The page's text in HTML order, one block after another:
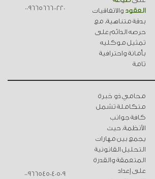
العقود والاتفاقيات
بدقة متناهية، مع
حرصه الدائم على
تمثيل موكليه
بأمانة واحترافية
تامة
00966566600220
محامي ذو خبرة
متكاملة تشمل
كافة جوانب
الأنظمة، حيث
يجمع بين مهارات
التحليل القانونية
المتعمقة والقدرة
على إعداد
00966545040509